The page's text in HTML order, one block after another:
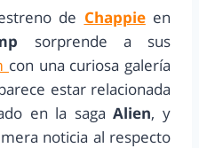
de Chappieen
sorprende a sus
con una curiosa galería
estar relacionada
en la sagaAlien, y
noticia al respecto